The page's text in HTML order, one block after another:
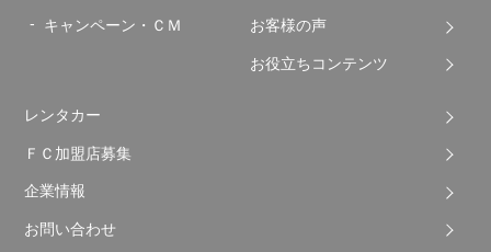
キャンペーン・ＣＭ お客様の声
お役立ちコンテンツ
レンタカー
ＦＣ加盟店募集
企業情報
お問い合わせ